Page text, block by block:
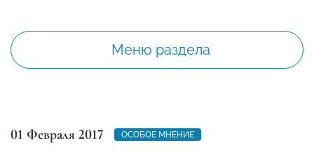
Меню раздела
01 Февраля 2017 ОСОБОЕ МНЕНИЕ